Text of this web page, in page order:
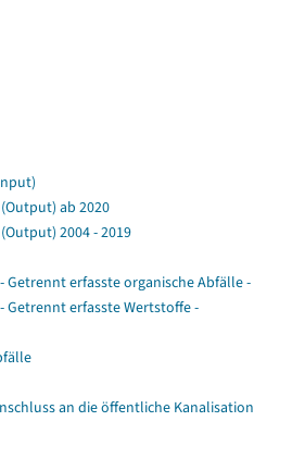
ab 2020
2004 - 2019
erfasste organische Abfälle -
erfasste Wertstoffe -
an die öffentliche Kanalisation